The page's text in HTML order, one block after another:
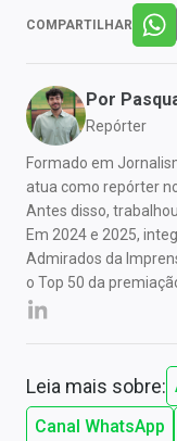
COMPARTILHAR
Por
Repórter
Formado em
atua como repórter
Antes disso,
Em 2024 e 2025,
Admirados da
o Top 50 da
Leia mais sobre:
Canal WhatsApp